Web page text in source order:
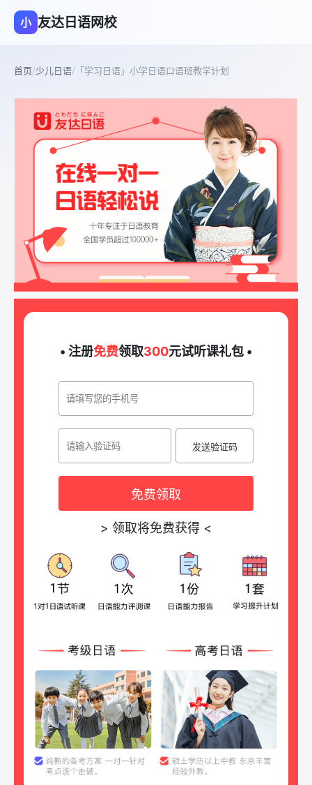
小 友达日语网校
首页/少儿日语/ 「学习日语」小学日语口语班教学计划
• 注册免费领取300元试听课礼包 •
发送验证码
免费领取
> 领取将免费获得 <